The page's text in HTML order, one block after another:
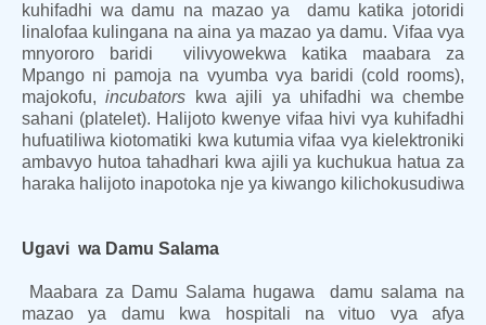
kuhifadhi wa damu na mazao ya damu katika jotoridi
linalofaa kulingana na aina ya mazao ya damu. Vifaa vya
mnyororo baridi vilivyowekwa katika maabara za
Mpango ni pamoja na vyumba vya baridi (cold rooms),
majokofu,incubators kwa ajili ya uhifadhi wa chembe
sahani (platelet). Halijoto kwenye vifaa hivi vya kuhifadhi
hufuatiliwa kiotomatiki kwa kutumia vifaa vya kielektroniki
ambavyo hutoa tahadhari kwa ajili ya kuchukua hatua za
haraka halijoto inapotoka nje ya kiwango kilichokusudiwa
Ugavi wa Damu Salama
Maabara za Damu Salama hugawa damu salama na
mazao ya damu kwa hospitali na vituo vya afya